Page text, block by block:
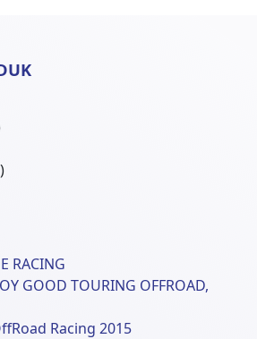
1
RACING
GOOD TOURING OFFROAD,
Racing 2015